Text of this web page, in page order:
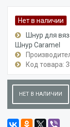
Нет в наличии
Шнур для
Шнур Caramel
Код товара:
НЕТ В НАЛИЧИИ